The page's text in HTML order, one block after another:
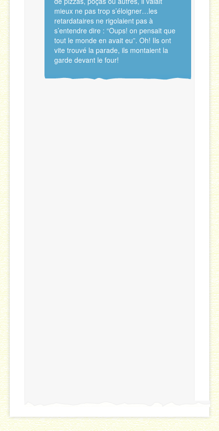
mieux ne pas trop s’éloigner…les
retardataires ne rigolaient pas à
s’entendre dire : “Oups! on pensait que
tout le monde en avait eu”. Oh! Ils ont
vite trouvé la parade, ils montaient la
garde devant le four!